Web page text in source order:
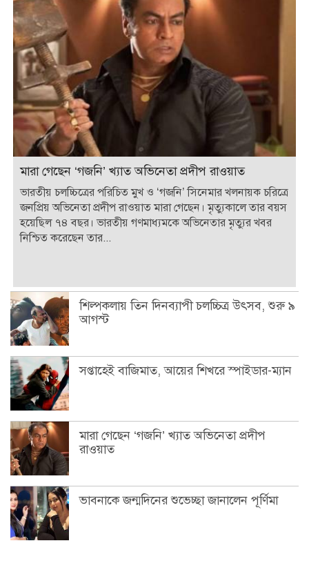
মারা গেছেন ‘গজনি’ খ্যাত অভিনেতা প্রদীপ রাওয়াত
ভারতীয় চলচ্চিত্রের পরিচিত মুখ ও ‘গজনি’ সিনেমার খলনায়ক চরিত্রে
জনপ্রিয় অভিনেতা প্রদীপ রাওয়াত মারা গেছেন। মৃত্যুকালে তার বয়স
হয়েছিল ৭৪ বছর। ভারতীয় গণমাধ্যমকে অভিনেতার মৃত্যুর খবর
নিশ্চিত করেছেন তার...
শিল্পকলায় তিন দিনব্যাপী চলচ্চিত্র উৎসব, শুরু ৯
আগস্ট
সপ্তাহেই বাজিমাত, আয়ের শিখরে স্পাইডার-ম্যান
মারা গেছেন ‘গজনি’ খ্যাত অভিনেতা প্রদীপ
রাওয়াত
ভাবনাকে জন্মদিনের শুভেচ্ছা জানালেন পূর্ণিমা